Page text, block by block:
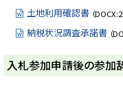
土地利用確認書 （
納税状況調査承諾書 （
ト
ッ
入札参加申請後の参加